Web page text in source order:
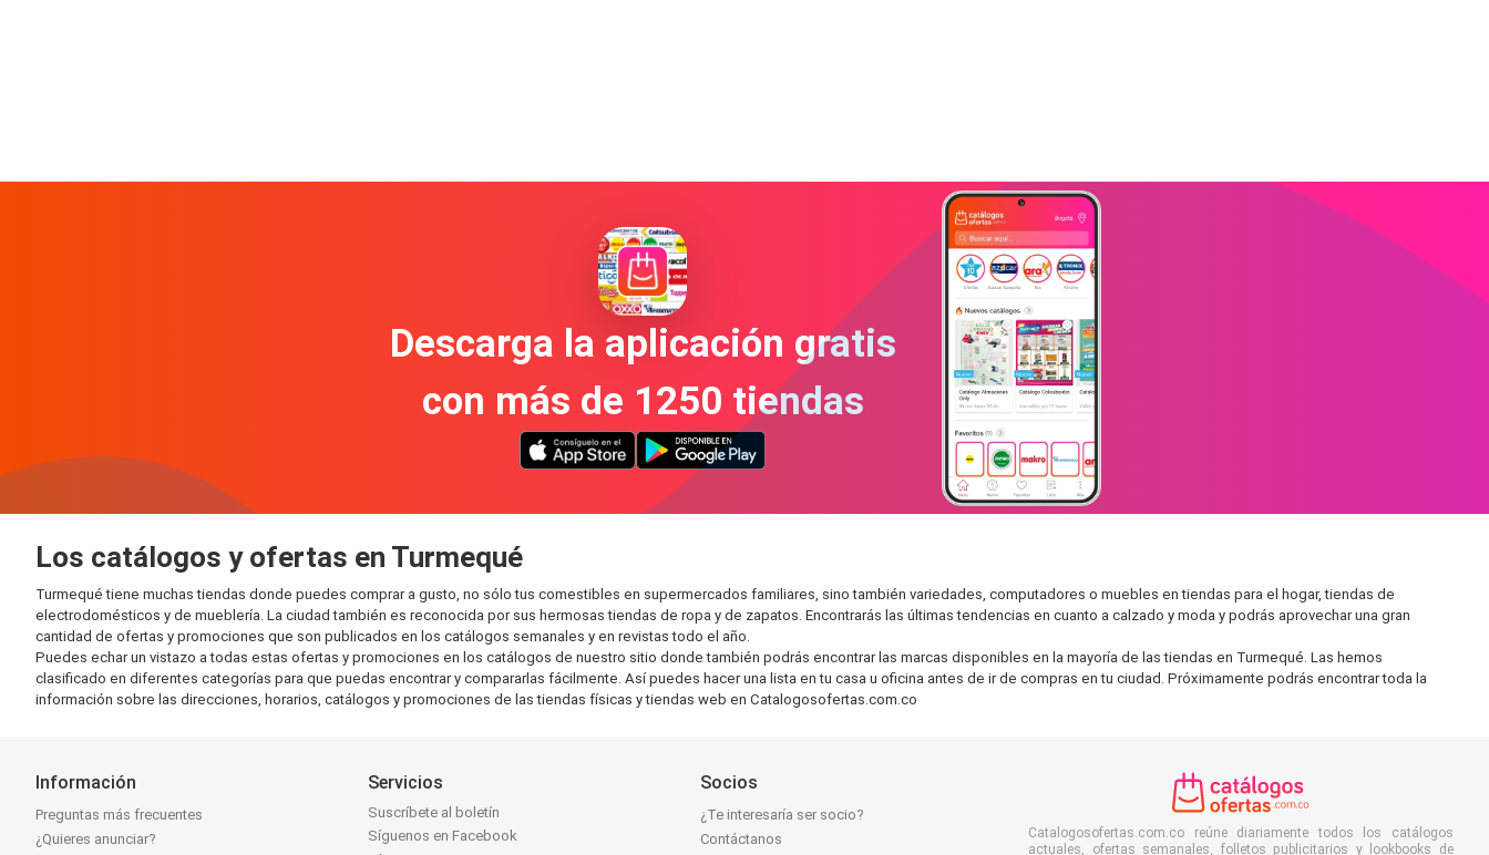
Descarga la aplicación gratis
con más de 1250 tiendas
Los catálogos y ofertas en Turmequé
Turmequé tiene muchas tiendas donde puedes comprar a gusto, no sólo tus comestibles en supermercados familiares, sino también variedades, computadores o muebles en tiendas para el hogar, tiendas de
electrodomésticos y de mueblería. La ciudad también es reconocida por sus hermosas tiendas de ropa y de zapatos. Encontrarás las últimas tendencias en cuanto a calzado y moda y podrás aprovechar una gran
cantidad de ofertas y promociones que son publicados en los catálogos semanales y en revistas todo el año.
Puedes echar un vistazo a todas estas ofertas y promociones en los catálogos de nuestro sitio donde también podrás encontrar las marcas disponibles en la mayoría de las tiendas en Turmequé. Las hemos
clasificado en diferentes categorías para que puedas encontrar y compararlas fácilmente. Así puedes hacer una lista en tu casa u oficina antes de ir de compras en tu ciudad. Próximamente podrás encontrar toda la
información sobre las direcciones, horarios, catálogos y promociones de las tiendas físicas y tiendas web en Catalogosofertas.com.co
Información
Preguntas más frecuentes
¿Quieres anunciar?
Servicios
Suscríbete al boletín
Síguenos en Facebook
Socios
¿Te interesaría ser socio?
Contáctanos
Catalogosofertas.com.co reúne diariamente todos los catálogos
actuales, ofertas semanales, folletos publicitarios y lookbooks de